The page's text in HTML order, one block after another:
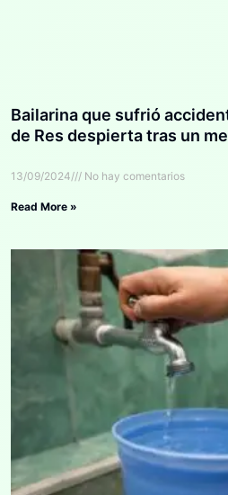
Bailarina que sufrió
de Res despierta tras un
13/09/2024 No hay comentarios
Read More »